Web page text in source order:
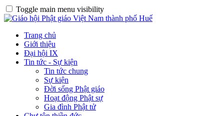
Toggle main menu visibility
Trang chủ
Giới thiệu
Đại hội IX
Tin tức - Sự kiện
Tin tức chung
Sự kiện
Đời sống Phật giáo
Hoạt động Phật sự
Gia đình Phật tử